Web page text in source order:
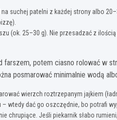
suchej patelni z każdej strony albo
(ok. 25–30 g). Nie przesadzać z
farszem, potem ciasno rolować w
posmarować minimalnie wodą
wierzch roztrzepanym jajkiem
wtedy dać go oszczędnie, bo potrafi
chrupiące. Jeśli piekarnik słabo